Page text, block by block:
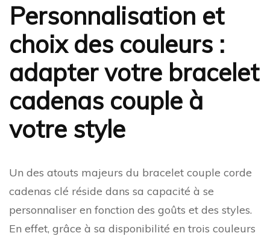
Personnalisation et
choix des couleurs :
adapter votre bracelet
cadenas couple à
votre style
Un des atouts majeurs du bracelet couple corde
cadenas clé réside dans sa capacité à se
personnaliser en fonction des goûts et des styles.
En effet, grâce à sa disponibilité en trois couleurs